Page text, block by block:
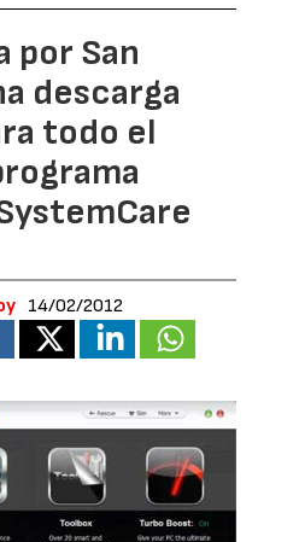
por San
descarga
todo el
14/02/2012